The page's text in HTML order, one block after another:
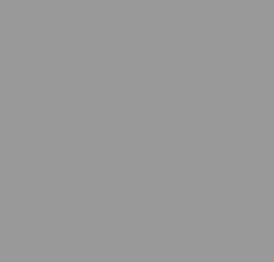
das